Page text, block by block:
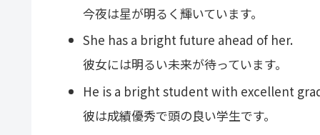
今夜は星が明るく輝いています。
She has a bright future ahead of her.
彼女には明るい未来が待っています。
He is a bright student with excellent
彼は成績優秀で頭の良い学生です。